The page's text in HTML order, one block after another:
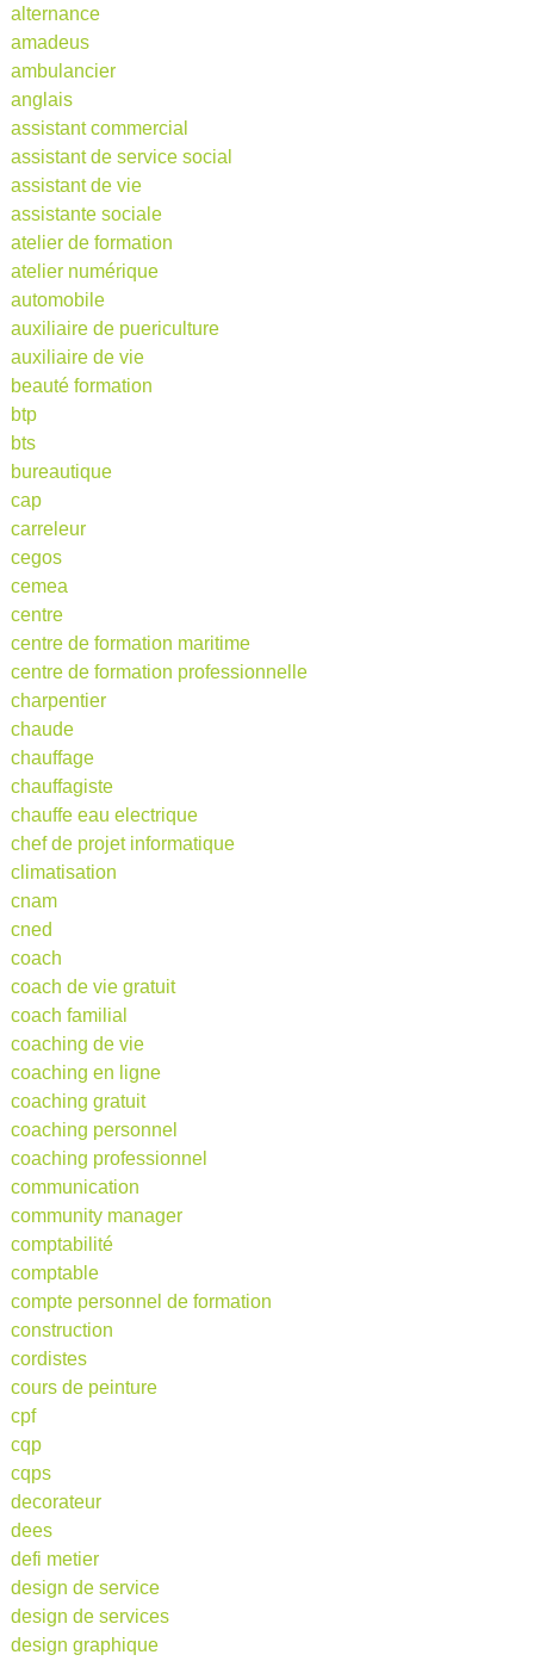
alternance
amadeus
ambulancier
anglais
assistant commercial
assistant de service social
assistant de vie
assistante sociale
atelier de formation
atelier numérique
automobile
auxiliaire de puericulture
auxiliaire de vie
beauté formation
btp
bts
bureautique
cap
carreleur
cegos
cemea
centre
centre de formation maritime
centre de formation professionnelle
charpentier
chaude
chauffage
chauffagiste
chauffe eau electrique
chef de projet informatique
climatisation
cnam
cned
coach
coach de vie gratuit
coach familial
coaching de vie
coaching en ligne
coaching gratuit
coaching personnel
coaching professionnel
communication
community manager
comptabilité
comptable
compte personnel de formation
construction
cordistes
cours de peinture
cpf
cqp
cqps
decorateur
dees
defi metier
design de service
design de services
design graphique